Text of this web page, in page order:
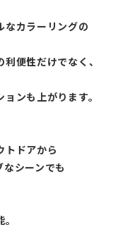
なカラーリングの
便性だけでなく、
ンも上がります。
トドアから
シーンでも